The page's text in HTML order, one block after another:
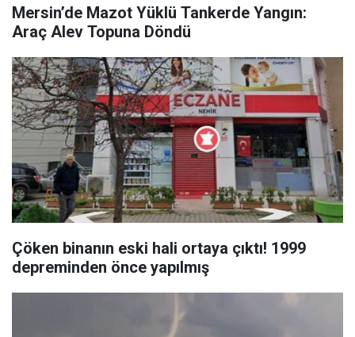
Mersin’de Mazot Yüklü Tankerde Yangın:
Araç Alev Topuna Döndü
Çöken binanın eski hali ortaya çıktı! 1999
depreminden önce yapılmış